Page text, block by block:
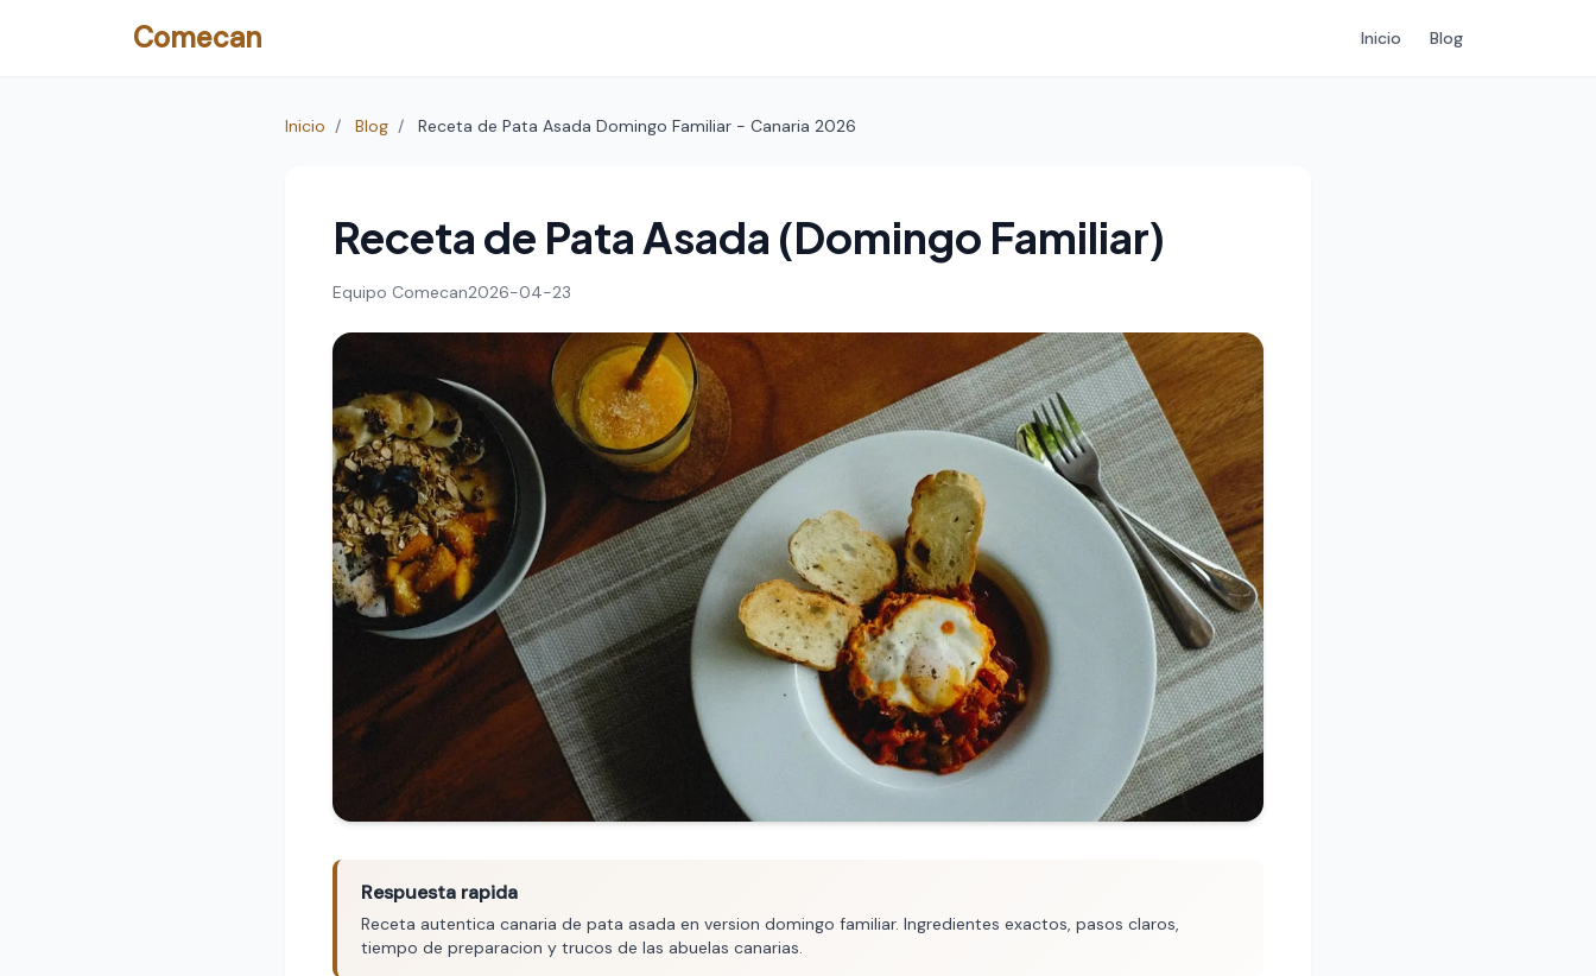
Comecan Inicio Blog
Inicio / Blog / Receta de Pata Asada Domingo Familiar - Canaria 2026
Receta de Pata Asada (Domingo Familiar)
Equipo Comecan2026-04-23
Respuesta rapida
Receta autentica canaria de pata asada en version domingo familiar. Ingredientes exactos, pasos claros,
tiempo de preparacion y trucos de las abuelas canarias.